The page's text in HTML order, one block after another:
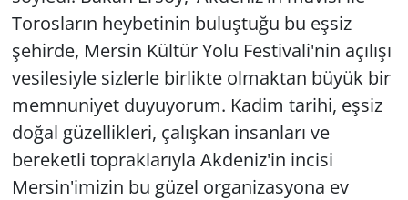
Torosların heybetinin buluştuğu bu eşsiz
şehirde, Mersin Kültür Yolu Festivali'nin açılışı
vesilesiyle sizlerle birlikte olmaktan büyük bir
memnuniyet duyuyorum. Kadim tarihi, eşsiz
doğal güzellikleri, çalışkan insanları ve
bereketli topraklarıyla Akdeniz'in incisi
Mersin'imizin bu güzel organizasyona ev